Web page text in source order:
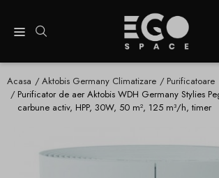
Acasa Aktobis Germany Climatizare
Purificatoare
Purificator de aer Aktobis WDH Germany Stylies
carbune activ, HPP, 30W, 50 m², 125 m³/h, timer